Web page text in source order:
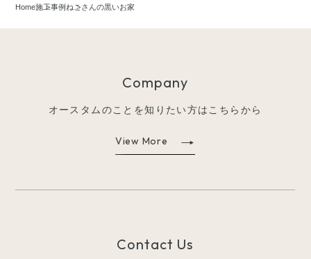
Home施工事例ねこさんの黒いお家
Company
オースタムのことを知りたい方はこちらから
View More
Contact Us